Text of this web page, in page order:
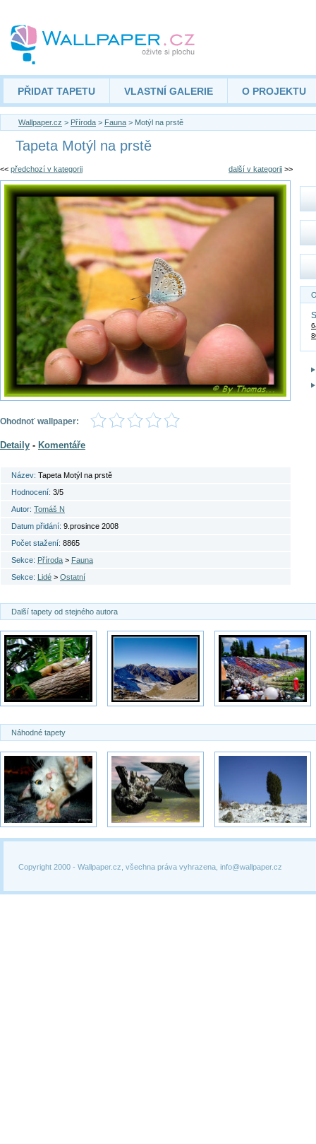
PŘIDAT TAPETU VLASTNÍ GALERIE O PROJEKTU
Wallpaper.cz > Příroda > Fauna > Motýl na prstě
Tapeta Motýl na prstě
<< předchozí v kategorii další v kategorii >>
Ohodnoť wallpaper:
Detaily - Komentáře
Název: Tapeta Motýl na prstě
Hodnocení: 3/5
Autor: Tomáš N
Datum přidání: 9.prosince 2008
Počet stažení: 8865
Sekce: Příroda > Fauna
Sekce: Lidé > Ostatní
Další tapety od stejného autora
Náhodné tapety
Copyright 2000 - Wallpaper.cz, všechna práva vyhrazena, info@wallpaper.cz